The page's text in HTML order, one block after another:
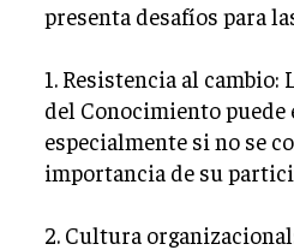
presenta desafíos para
1. Resistencia al
del Conocimiento
especialmente si no se
importancia de su
2. Cultura